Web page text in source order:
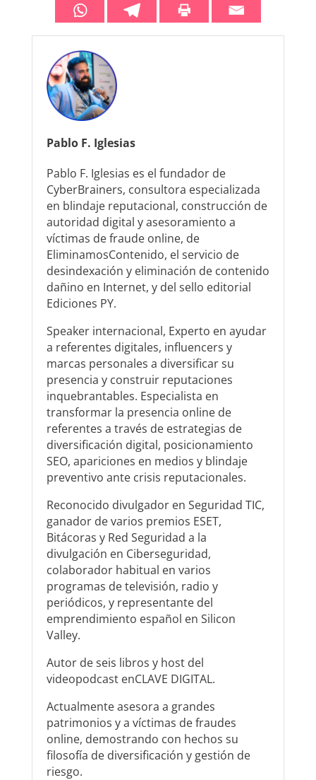
Pablo F. Iglesias
Pablo F. Iglesias es el fundador de
CyberBrainers, consultora especializada
en blindaje reputacional, construcción de
autoridad digital y asesoramiento a
víctimas de fraude online, de
EliminamosContenido, el servicio de
desindexación y eliminación de contenido
dañino en Internet, y del sello editorial
Ediciones PY.
Speaker internacional, Experto en ayudar
a referentes digitales, influencers y
marcas personales a diversificar su
presencia y construir reputaciones
inquebrantables. Especialista en
transformar la presencia online de
referentes a través de estrategias de
diversificación digital, posicionamiento
SEO, apariciones en medios y blindaje
preventivo ante crisis reputacionales.
Reconocido divulgador en Seguridad TIC,
ganador de varios premios ESET,
Bitácoras y Red Seguridad a la
divulgación en Ciberseguridad,
colaborador habitual en varios
programas de televisión, radio y
periódicos, y representante del
emprendimiento español en Silicon
Valley.
Autor de seis libros y host del
videopodcast enCLAVE DIGITAL.
Actualmente asesora a grandes
patrimonios y a víctimas de fraudes
online, demostrando con hechos su
filosofía de diversificación y gestión de
riesgo.